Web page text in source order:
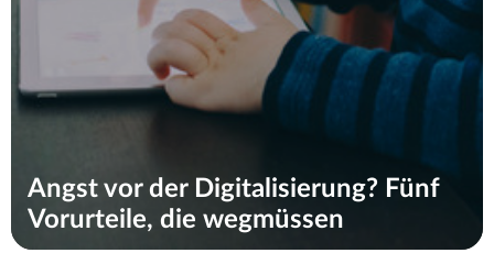
Angst vor der Digitalisierung? Fünf
Vorurteile, die wegmüssen